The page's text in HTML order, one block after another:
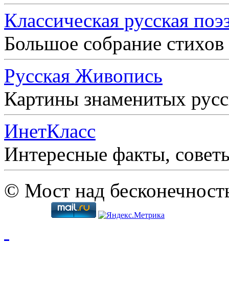
Классическая русская
Большое собрание
Русская Живопись
Картины знаменитых
ИнетКласс
Интересные факты,
© Мост над